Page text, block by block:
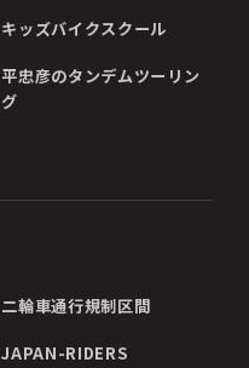
キッズバイクスクール
平忠彦のタンデムツーリン
グ
二輪車通行規制区間
JAPAN-RIDERS